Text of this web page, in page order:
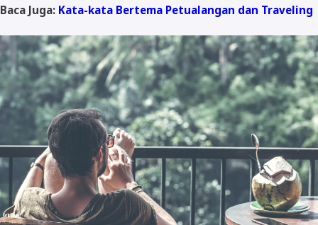
Baca Juga: Kata-kata Bertema Petualangan dan Traveling